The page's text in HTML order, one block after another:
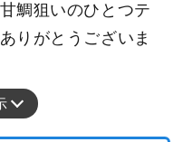
鯛狙いのひとつテ
りがとうございま